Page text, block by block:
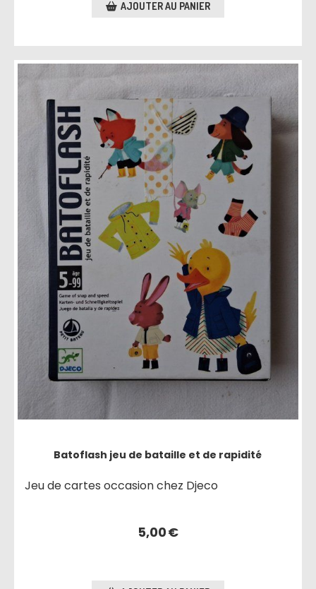
AJOUTER AU PANIER
Batoflash jeu de bataille et de rapidité
Jeu de cartes occasion chez Djeco
5,00€